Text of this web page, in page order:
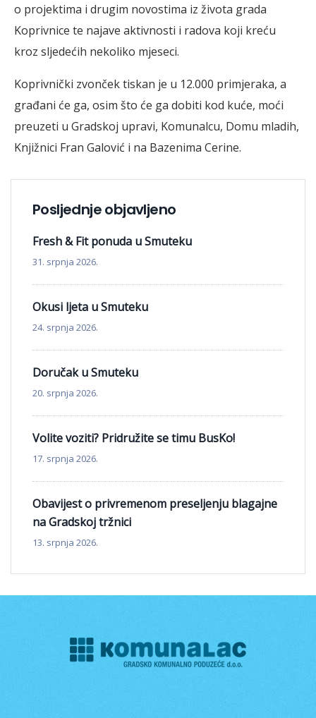
o projektima i drugim novostima iz života grada
Koprivnice te najave aktivnosti i radova koji kreću
kroz sljedećih nekoliko mjeseci.
Koprivnički zvonček tiskan je u 12.000 primjeraka, a
građani će ga, osim što će ga dobiti kod kuće, moći
preuzeti u Gradskoj upravi, Komunalcu, Domu mladih,
Knjižnici Fran Galović i na Bazenima Cerine.
Posljednje objavljeno
Fresh & Fit ponuda u Smuteku
31. srpnja 2026.
Okusi ljeta u Smuteku
24. srpnja 2026.
Doručak u Smuteku
20. srpnja 2026.
Volite voziti? Pridružite se timu BusKo!
17. srpnja 2026.
Obavijest o privremenom preseljenju blagajne
na Gradskoj tržnici
13. srpnja 2026.